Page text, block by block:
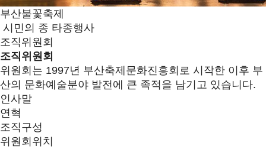
부산불꽃축제
시민의 종 타종행사
조직위원회
조직위원회
위원회는 1997년 부산축제문화진흥회로 시작한 이후 부
산의 문화예술분야 발전에 큰 족적을 남기고 있습니다.
인사말
연혁
조직구성
위원회위치